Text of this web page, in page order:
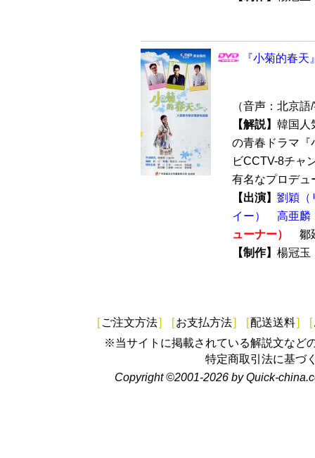
『小菊的春
（音声：北京
【解説】 韓国人
の青春ドラマ『
ビCCTV-8チャ
有名なプロデュ
【出演】 劉穎（
イー）
高亜麟
ューナー）
鄒
【制作】 楊冠
[ ご注文方法] [お支払方法] [配送送料] [
※当サイトに掲載されている解説文など
特定商取引法に基づ
Copyright ©2001-2026 by Quick-